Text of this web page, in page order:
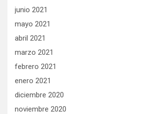
junio 2021
mayo 2021
abril 2021
marzo 2021
febrero 2021
enero 2021
diciembre 2020
noviembre 2020